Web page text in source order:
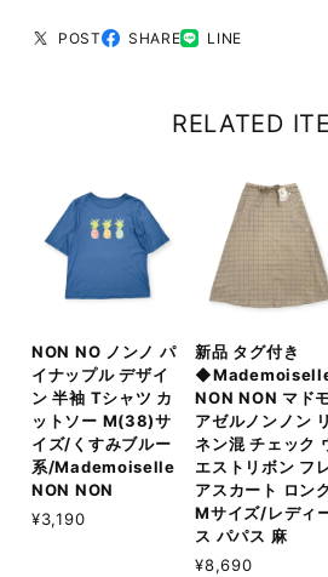
POST SHARE LINE
RELATED
NON NO ノンノ パ
イナップル デザイ
ン 半袖 Tシャツ カ
ットソー M(38)サ
イズ/くすみブルー
系/Mademoiselle
NON NON
¥3,190
新品 タグ付き
NON NON マド
アゼルノンノン リ
ネン混 チェック
エストリボン フ
アスカート ロン
Mサイズ/レディ
ス パパス 麻
¥8,690